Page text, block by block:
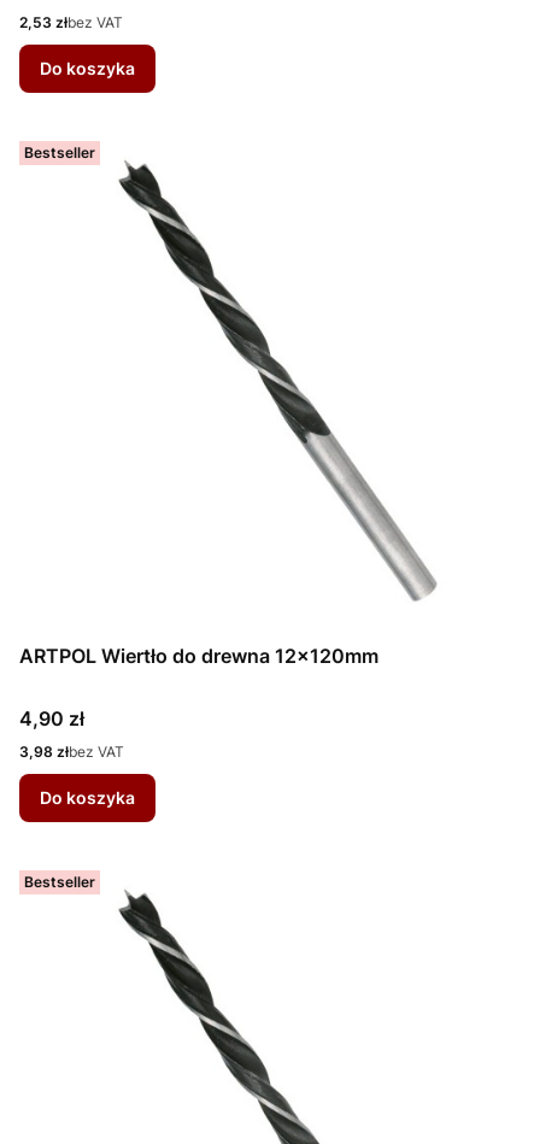
Cena
2,53 złbez VAT
Do koszyka
Bestseller
ARTPOL Wiertło do drewna 12x120mm
Cena
4,90 zł
Cena
3,98 złbez VAT
Do koszyka
Bestseller